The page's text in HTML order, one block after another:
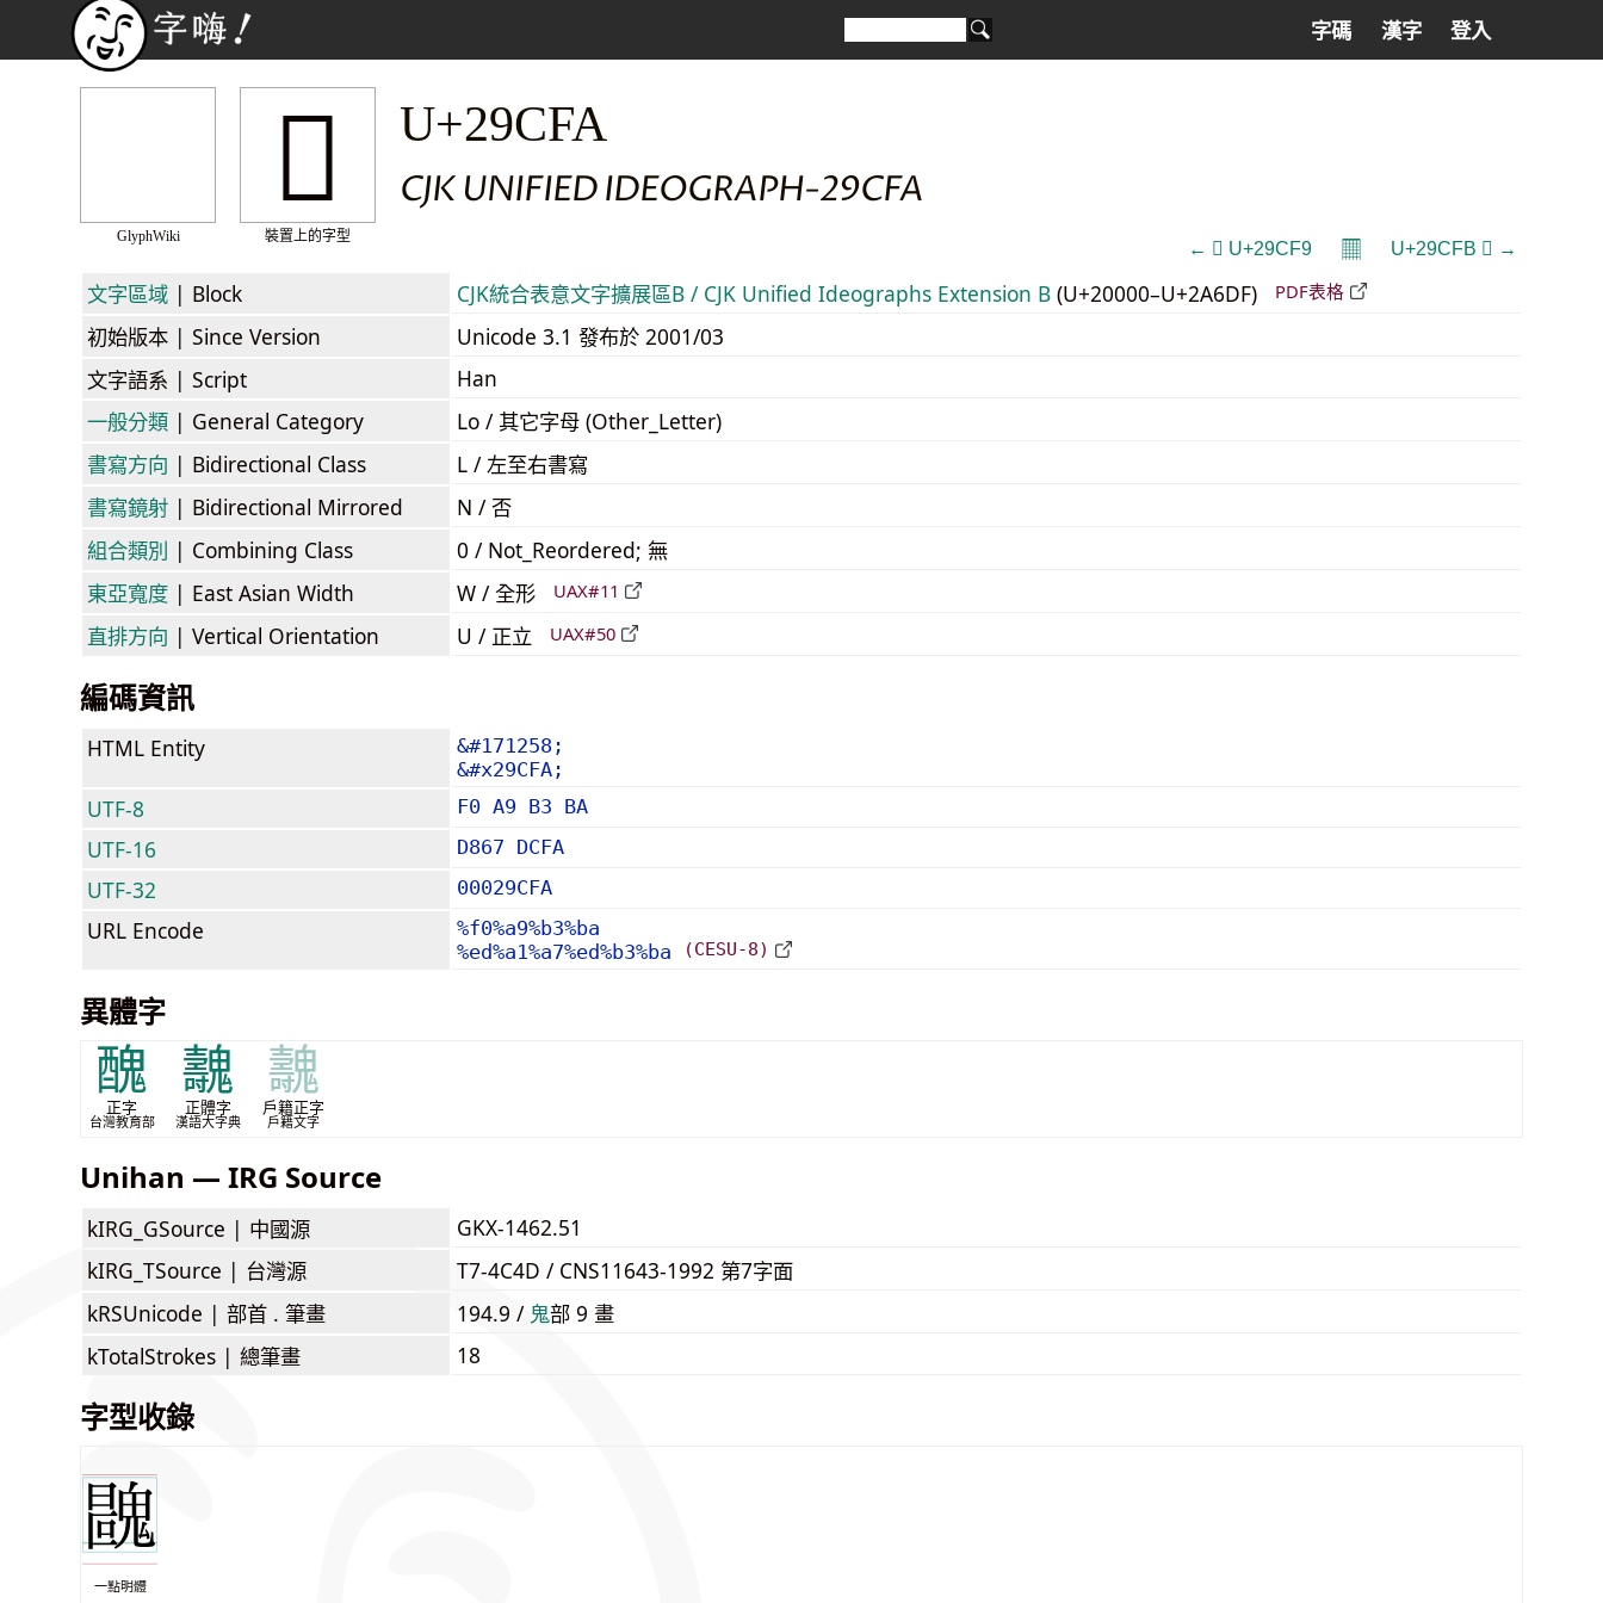
字碼 漢字 登入
GlyphWiki
𩳺
裝置上的字型
U+29CFA
CJK UNIFIED IDEOGRAPH-29CFA
← 𩳹 U+29CF9 𝄜 U+29CFB 𩳻 →
文字區域 | Block CJK統合表意文字擴展區B / CJK Unified Ideographs Extension B (U+20000–U+2A6DF) PDF表格
初始版本 | Since Version
Unicode 3.1 發布於 2001/03
文字語系 | Script
Han
一般分類 | General Category
Lo / 其它字母 (Other_Letter)
書寫方向 | Bidirectional Class
L / 左至右書寫
書寫鏡射 | Bidirectional Mirrored
N / 否
組合類別 | Combining Class
0 / Not_Reordered; 無
東亞寬度 | East Asian Width W / 全形 UAX#11
直排方向 | Vertical Orientation U / 正立 UAX#50
編碼資訊
HTML Entity
&#171258;
&#x29CFA;
UTF-8 F0 A9 B3 BA
UTF-16 D867 DCFA
UTF-32 00029CFA
URL Encode
%f0%a9%b3%ba
%ed%a1%a7%ed%b3%ba
(CESU-8)
異體字
醜
正字
台灣教育部
魗
正體字
漢語大字典
魗
戶籍正字
戶籍文字
Unihan — IRG Source
kIRG_GSource | 中國源
GKX-1462.51
kIRG_TSource | 台灣源
T7-4C4D / CNS11643-1992 第7字面
kRSUnicode | 部首 . 筆畫 194.9 / ⿁部 9 畫
kTotalStrokes | 總筆畫 18
字型收錄
一點明體